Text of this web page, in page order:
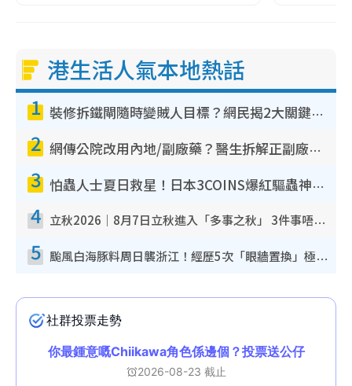
港生活人氣本地熱話
1 裝修拆鐵閘隨時變賊人目標？網民揭2大關鍵用途：裝新式等於白裝？附新舊鐵閘分別
2 網傳公院改用內地/副廠藥？醫生拆解正副廠分別 揭4類人換藥隨時出事
3 怕蟲人士夏日救星！日本3COINS爆紅驅蟲神器$45起 1招「全程免觸碰」輕鬆搞定小強
4 立秋2026｜8月7日立秋進入「多事之秋」 3件事唔做得！專家教6招開運 清枱頭／銀包納氣接好運
5 颱風白海豚料周日襲浙江！經歷5次「眼牆置換」極罕見 成登陸內地最長途颱風